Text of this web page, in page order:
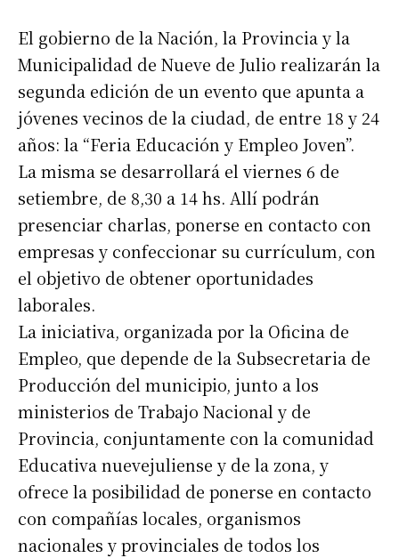
El gobierno de la Nación, la Provincia y la
Municipalidad de Nueve de Julio realizarán la
segunda edición de un evento que apunta a
jóvenes vecinos de la ciudad, de entre 18 y 24
años: la “Feria Educación y Empleo Joven”.
La misma se desarrollará el viernes 6 de
setiembre, de 8,30 a 14 hs. Allí podrán
presenciar charlas, ponerse en contacto con
empresas y confeccionar su currículum, con
el objetivo de obtener oportunidades
laborales.
La iniciativa, organizada por la Oficina de
Empleo, que depende de la Subsecretaria de
Producción del municipio, junto a los
ministerios de Trabajo Nacional y de
Provincia, conjuntamente con la comunidad
Educativa nuevejuliense y de la zona, y
ofrece la posibilidad de ponerse en contacto
con compañías locales, organismos
nacionales y provinciales de todos los